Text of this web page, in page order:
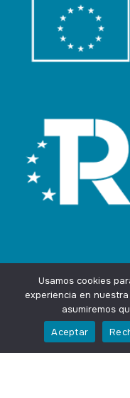
Design byAgencia
Usamos cookies
experiencia en
asumiremos
Aceptar